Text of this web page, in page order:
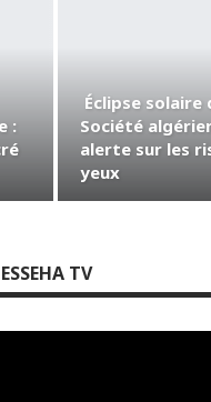
:
Éclipse solaire
Société
alerte sur les
yeux
ESSEHA TV